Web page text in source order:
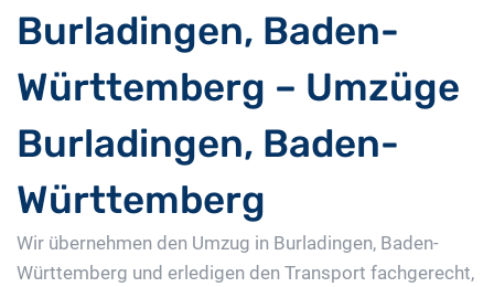
Burladingen, Baden-
Württemberg – Umzüge
Burladingen, Baden-
Württemberg
Wir übernehmen den Umzug in Burladingen, Baden-
Württemberg und erledigen den Transport fachgerecht,